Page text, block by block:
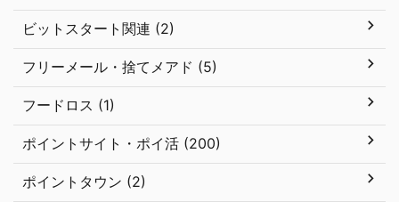
ビットスタート関連 (2)
フリーメール・捨てメアド (5)
フードロス (1)
ポイントサイト・ポイ活 (200)
ポイントタウン (2)